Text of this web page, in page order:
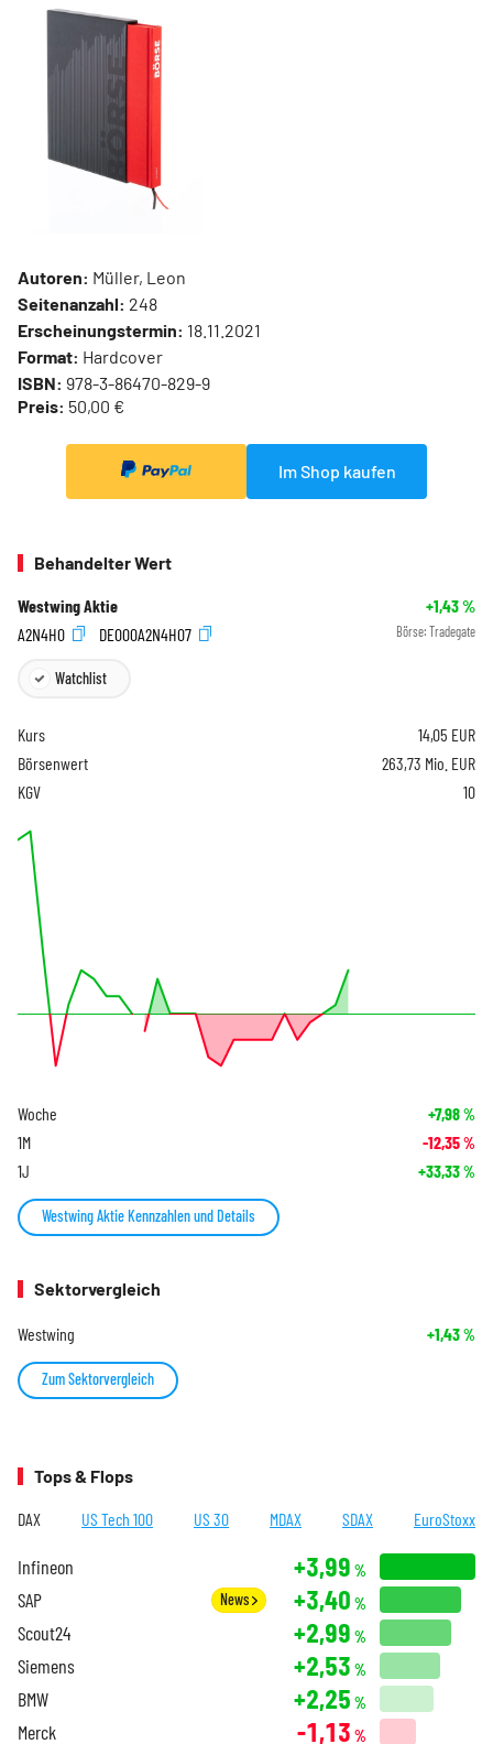
Autoren: Müller, Leon
Seitenanzahl: 248
Erscheinungstermin: 18.11.2021
Format: Hardcover
ISBN: 978-3-86470-829-9
Preis: 50,00 €
Im Shop kaufen
Behandelter Wert
Westwing Aktie +1,43%
A2N4H0
DE000A2N4H07 Börse: Tradegate
Watchlist
Kurs 14,05 EUR
Börsenwert
263,73 Mio. EUR
KGV
10
Woche +7,98%
1M -12,35%
1J +33,33%
Westwing Aktie Kennzahlen und Details
Sektorvergleich
Westwing +1,43%
Zum Sektorvergleich
Tops & Flops
DAX US Tech 100 US 30 MDAX SDAX EuroStoxx
Infineon +3,99 %
SAP News +3,40 %
Scout24 +2,99 %
Siemens +2,53 %
BMW +2,25 %
Merck -1,13 %